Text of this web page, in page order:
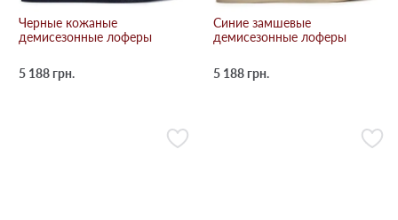
Черные кожаные
демисезонные лоферы
5 188 грн.
Синие замшевые
демисезонные лоферы
5 188 грн.